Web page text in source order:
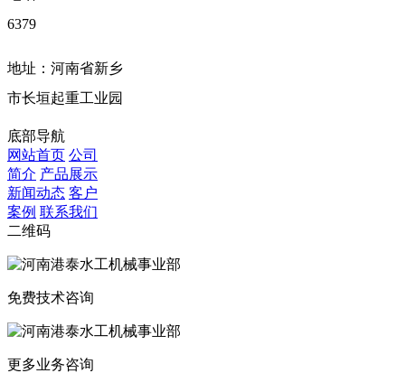
6379
地址：河南省新乡
市长垣起重工业园
底部导航
网站首页 公司
简介 产品展示
新闻动态 客户
案例 联系我们
二维码
免费技术咨询
更多业务咨询